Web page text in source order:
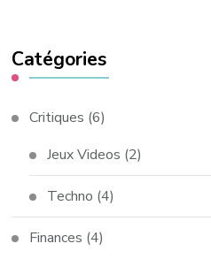
Catégories
Critiques (6)
Jeux Videos (2)
Techno (4)
Finances (4)